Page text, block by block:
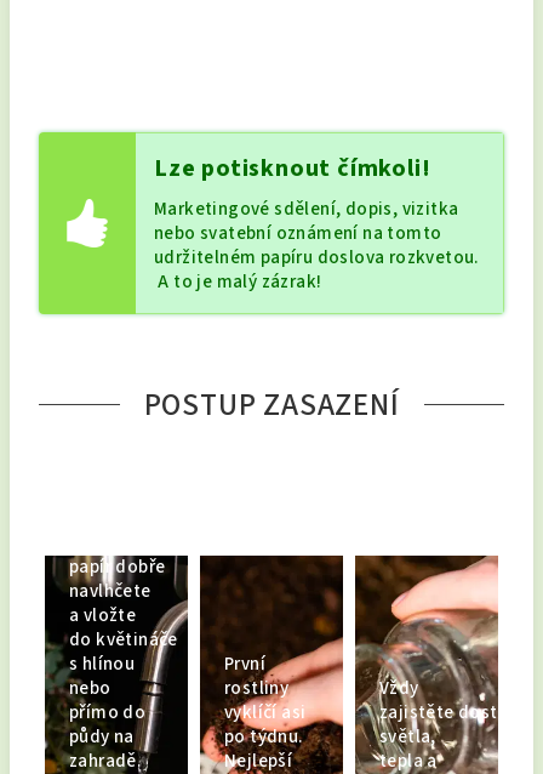
Lze potisknout čímkoli!
Marketingové sdělení, dopis, vizitka
nebo svatební oznámení na tomto
udržitelném papíru doslova rozkvetou.
A to je malý zázrak!
POSTUP ZASAZENÍ
papír dobře
navlhčete
a vložte
do květináče
s hlínou
nebo
přímo do
půdy na
zahradě.
První
rostliny
vyklíčí asi
po týdnu.
Nejlepší
Vždy
zajistěte dostatek
světla,
tepla a